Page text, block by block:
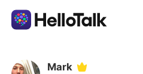
Aplicativo de troca de
Mark